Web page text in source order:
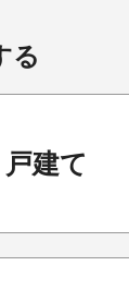
る
戸建て